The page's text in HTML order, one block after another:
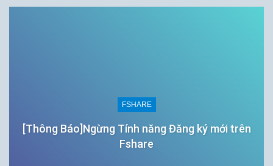
FSHARE
[Thông Báo]Ngừng Tính năng Đăng ký mới trên
Fshare